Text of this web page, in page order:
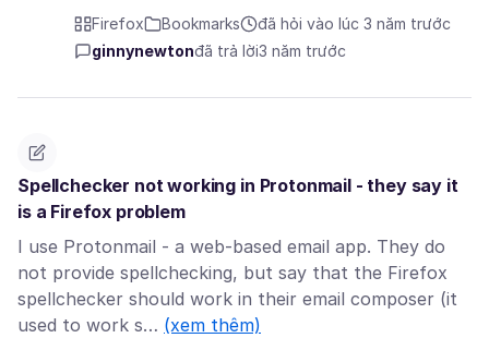
Firefox Bookmarks
đã hỏi vào lúc 3 năm trước
ginnynewtonđã trả lời3 năm trước
Spellchecker not working in Protonmail - they say it
is a Firefox problem
I use Protonmail - a web-based email app. They do
not provide spellchecking, but say that the Firefox
spellchecker should work in their email composer (it
used to work s… (xem thêm)